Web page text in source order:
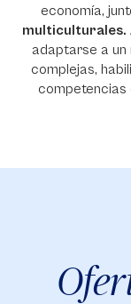
economía,
multiculturales.
adaptarse a un
complejas,
competencias